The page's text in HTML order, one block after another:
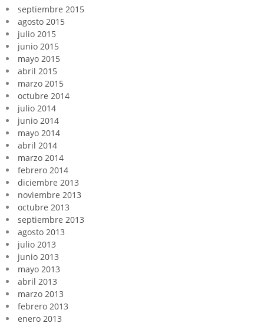
septiembre 2015
agosto 2015
julio 2015
junio 2015
mayo 2015
abril 2015
marzo 2015
octubre 2014
julio 2014
junio 2014
mayo 2014
abril 2014
marzo 2014
febrero 2014
diciembre 2013
noviembre 2013
octubre 2013
septiembre 2013
agosto 2013
julio 2013
junio 2013
mayo 2013
abril 2013
marzo 2013
febrero 2013
enero 2013